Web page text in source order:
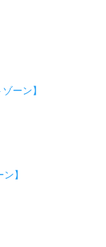
ーン】
】